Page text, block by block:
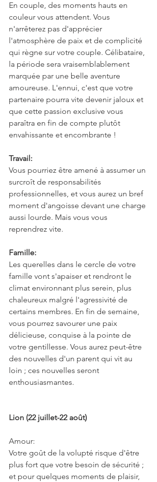
En couple, des moments hauts en
couleur vous attendent. Vous
n'arrêterez pas d'apprécier
l'atmosphère de paix et de complicité
qui règne sur votre couple. Célibataire,
la période sera vraisemblablement
marquée par une belle aventure
amoureuse. L'ennui, c'est que votre
partenaire pourra vite devenir jaloux et
que cette passion exclusive vous
paraîtra en fin de compte plutôt
envahissante et encombrante !
Travail:
Vous pourriez être amené à assumer un
surcroît de responsabilités
professionnelles, et vous aurez un bref
moment d'angoisse devant une charge
aussi lourde. Mais vous vous
reprendrez vite.
Famille:
Les querelles dans le cercle de votre
famille vont s'apaiser et rendront le
climat environnant plus serein, plus
chaleureux malgré l'agressivité de
certains membres. En fin de semaine,
vous pourrez savourer une paix
délicieuse, conquise à la pointe de
votre gentillesse. Vous aurez peut-être
des nouvelles d'un parent qui vit au
loin ; ces nouvelles seront
enthousiasmantes.
Lion (22 juillet-22 août)
Amour:
Votre goût de la volupté risque d'être
plus fort que votre besoin de sécurité ;
et pour quelques moments de plaisir,